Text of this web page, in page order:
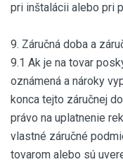
pri inštalácii alebo pri
9. Záručná doba a
9.1 Ak je na tovar
oznámená a nároky
konca tejto záručnej
právo na uplatnenie
vlastné záručné
tovarom alebo sú